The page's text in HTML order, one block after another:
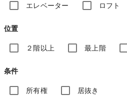
エレベーター ロフト
位置
２階以上 最上階
条件
所有権 居抜き